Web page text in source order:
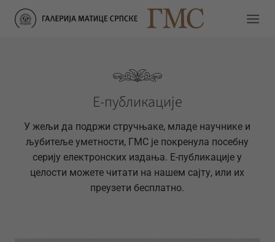
Прескочи
Е-публикације
У жељи да подржи стручњаке, младе научнике и
љубитеље уметности, ГМС је покренула посебну
серију електронских издања. Е-публикације у
целости можете читати на нашем сајту, или их
преузети бесплатно.